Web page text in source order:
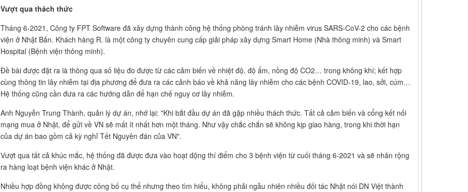
Vượt qua thách thức
Tháng 6-2021, Công ty FPT Software đã xây dựng thành công hệ thống phòng tránh lây nhiễm virus SARS-CoV-2 cho các bệnh
viện ở Nhật Bản. Khách hàng R. là một công ty chuyên cung cấp giải pháp xây dựng Smart Home (Nhà thông minh) và Smart
Hospital (Bệnh viện thông minh).
Đề bài được đặt ra là thông qua số liệu đo được từ các cảm biến về nhiệt độ, độ ẩm, nồng độ CO2… trong không khí; kết hợp
cùng thông tin lây nhiễm tại địa phương để đưa ra các cảnh báo về khả năng lây nhiễm cho các bệnh COVID-19, lao, sởi, cúm…
Hệ thống cũng cần đưa ra các hướng dẫn để hạn chế nguy cơ lây nhiễm.
Anh Nguyễn Trung Thành, quản lý dự án, nhớ lại: "Khi bắt đầu dự án đã gặp nhiều thách thức. Tất cả cảm biến và cổng kết nối
mạng mua ở Nhật, để gửi về VN sẽ mất ít nhất hơn một tháng. Như vậy chắc chắn sẽ không kịp giao hàng, trong khi thời hạn
của dự án bao gồm cả kỳ nghỉ Tết Nguyên đán của VN".
Vượt qua tất cả khúc mắc, hệ thống đã được đưa vào hoạt động thí điểm cho 3 bệnh viện từ cuối tháng 6-2021 và sẽ nhân rộng
ra hàng loạt bệnh viện khác ở Nhật.
Nhiều hợp đồng không được công bố cụ thể nhưng theo tìm hiểu, không phải ngẫu nhiên nhiều đối tác Nhật nói DN Việt thành